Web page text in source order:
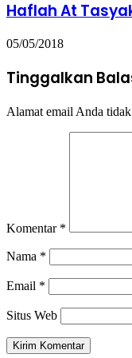
Haflah At
05/05/2018
Tinggalkan
Alamat email Anda
Komentar *
Nama *
Email *
Situs Web